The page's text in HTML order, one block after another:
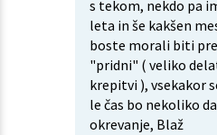
s tekom, nekdo pa
leta in še kakšen
boste morali biti
"pridni" ( veliko
krepitvi ), vsekakor
le čas bo nekoliko
okrevanje, Blaž